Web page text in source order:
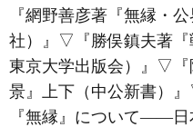
『網野善彦著『無縁・
社）』 ▽ 『勝俣鎮夫著
東京大学出版会）』 ▽
景』上下（中公新書）』
『無縁』について――日